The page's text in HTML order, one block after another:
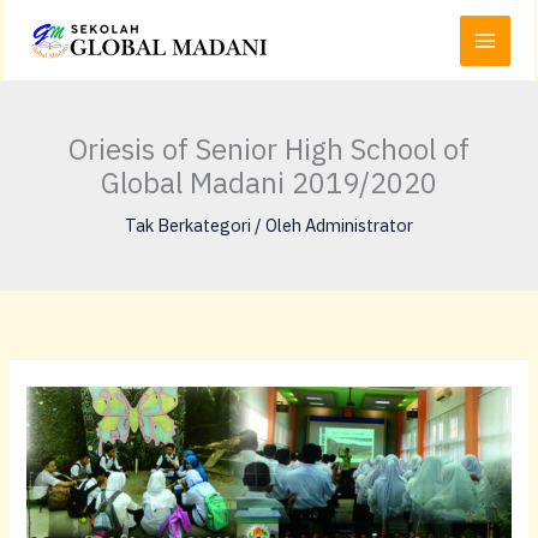
Main
Menu
Oriesis of Senior High School of
Global Madani 2019/2020
Tak Berkategori / Oleh Administrator